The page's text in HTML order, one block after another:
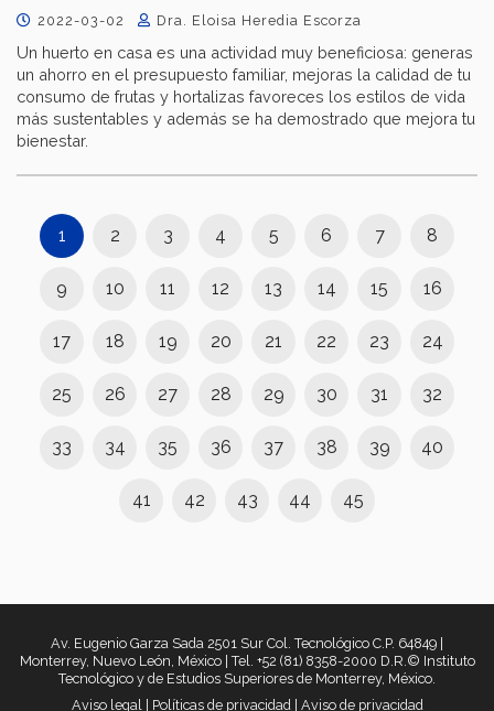
2022-03-02 Dra. Eloisa Heredia Escorza
Un huerto en casa es una actividad muy beneficiosa: generas
un ahorro en el presupuesto familiar, mejoras la calidad de tu
consumo de frutas y hortalizas favoreces los estilos de vida
más sustentables y además se ha demostrado que mejora tu
bienestar.
1 2 3 4 5 6 7 8
9 10 11 12 13 14 15 16
17 18 19 20 21 22 23 24
25 26 27 28 29 30 31 32
33 34 35 36 37 38 39 40
41 42 43 44 45
Av. Eugenio Garza Sada 2501 Sur Col. Tecnológico C.P. 64849 |
Monterrey, Nuevo León, México | Tel. +52 (81) 8358-2000 D.R.© Instituto
Tecnológico y de Estudios Superiores de Monterrey, México.
Aviso legal
Políticas de privacidad Aviso de privacidad